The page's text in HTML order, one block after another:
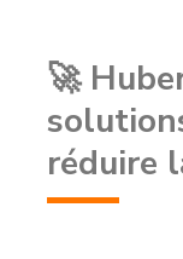
🚀
réduire